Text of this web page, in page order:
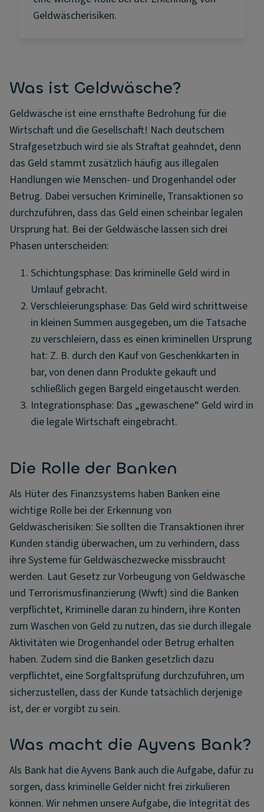
Geldwäscherisiken.
Was ist Geldwäsche?
Geldwäsche ist eine ernsthafte Bedrohung für die
Wirtschaft und die Gesellschaft! Nach deutschem
Strafgesetzbuch wird sie als Straftat geahndet, denn
das Geld stammt zusätzlich häufig aus illegalen
Handlungen wie Menschen- und Drogenhandel oder
Betrug. Dabei versuchen Kriminelle, Transaktionen so
durchzuführen, dass das Geld einen scheinbar legalen
Ursprung hat. Bei der Geldwäsche lassen sich drei
Phasen unterscheiden:
Schichtungsphase: Das kriminelle Geld wird in
Umlauf gebracht.
Verschleierungsphase: Das Geld wird schrittweise
in kleinen Summen ausgegeben, um die Tatsache
zu verschleiern, dass es einen kriminellen Ursprung
hat: Z. B. durch den Kauf von Geschenkkarten in
bar, von denen dann Produkte gekauft und
schließlich gegen Bargeld eingetauscht werden.
Integrationsphase: Das „gewaschene“ Geld wird in
die legale Wirtschaft eingebracht.
Die Rolle der Banken
Als Hüter des Finanzsystems haben Banken eine
wichtige Rolle bei der Erkennung von
Geldwäscherisiken: Sie sollten die Transaktionen ihrer
Kunden ständig überwachen, um zu verhindern, dass
ihre Systeme für Geldwäschezwecke missbraucht
werden. Laut Gesetz zur Vorbeugung von Geldwäsche
und Terrorismusfinanzierung (Wwft) sind die Banken
verpflichtet, Kriminelle daran zu hindern, ihre Konten
zum Waschen von Geld zu nutzen, das sie durch illegale
Aktivitäten wie Drogenhandel oder Betrug erhalten
haben. Zudem sind die Banken gesetzlich dazu
verpflichtet, eine Sorgfaltsprüfung durchzuführen, um
sicherzustellen, dass der Kunde tatsächlich derjenige
ist, der er vorgibt zu sein.
Was macht die Ayvens Bank?
Als Bank hat die Ayvens Bank auch die Aufgabe, dafür zu
sorgen, dass kriminelle Gelder nicht frei zirkulieren
können. Wir nehmen unsere Aufgabe, die Integrität des